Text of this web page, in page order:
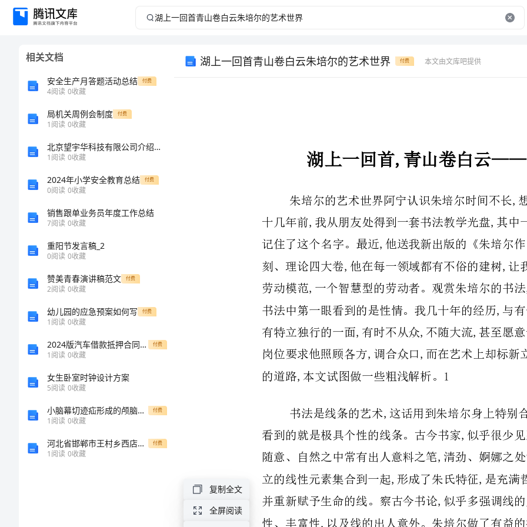
湖
相关文档
安全生产月答题活动总结 付费
4阅读 0收藏
局机关周例会制度 付费
1阅读 0收藏
北京望宇华科技有限公司介绍企业发展分析报告
1阅读 0收藏
2024年小学安全教育总结 付费
0阅读 0收藏
销售跟单业务员年度工作总结
7阅读 0收藏
重阳节发言稿_2
0阅读 0收藏
赞美青春演讲稿范文 付费
2阅读 0收藏
幼儿园的应急预案如何写 付费
1阅读 0收藏
2024版汽车借款抵押合同模板-@-1 付费
1阅读 0收藏
女生卧室时钟设计方案
5阅读 0收藏
小脑幕切迹疝形成的颅脑损伤后甲状腺激素水平的变化 付费
1阅读 0收藏
河北省邯郸市王村乡西店中学高三语文上学期期末试题含解析 付费
1阅读 0收藏
湖上一回首青山卷白云朱培尔的艺术世界 付费 本文由文库吧提供
性、丰富性,以及线的出人意外。朱培尔做了有益的探索,并实现
复制全文
全屏阅读